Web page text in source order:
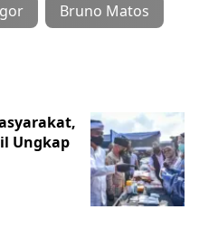
Bruno Matos
Ungkap